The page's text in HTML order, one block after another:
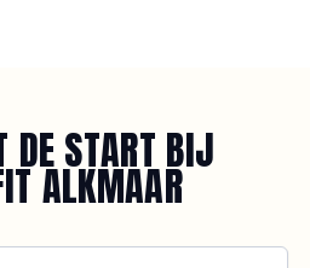
DE START BIJ
ALKMAAR